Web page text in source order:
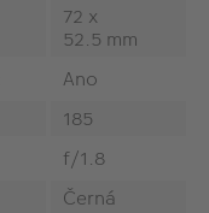
72 x
52.5 mm
Ano
185
f/1.8
Černá